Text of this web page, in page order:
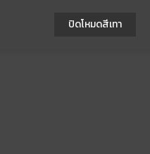
ปิดโหมดสีเทา